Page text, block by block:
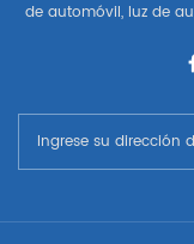
de automóvil, luz de
automático, parte